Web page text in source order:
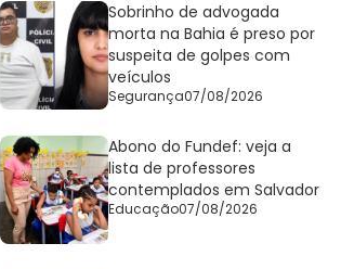
Sobrinho de advogada
morta na Bahia é preso por
suspeita de golpes com
veículos
Segurança07/08/2026
Abono do Fundef: veja a
lista de professores
contemplados em Salvador
Educação07/08/2026